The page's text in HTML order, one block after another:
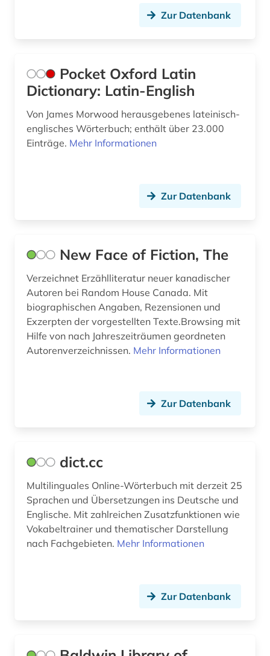
reim (2)
reiseliteratur (1)
reiseverkehrsgeographie (1)
rumänisch (1)
russisch (14)
sanskrit (1)
sardisch (1)
schriftsteller (6)
singapore (1)
singapur (2)
skandinavien (1)
slang (2)
slowakisch (1)
Zur Datenbank
Pocket Oxford Latin
Dictionary: Latin-English
Von James Morwood herausgebenes lateinisch-
englisches Wörterbuch; enthält über 23.000
Einträge. Mehr Informationen
Zur Datenbank
New Face of Fiction, The
Verzeichnet Erzählliteratur neuer kanadischer
Autoren bei Random House Canada. Mit
biographischen Angaben, Rezensionen und
Exzerpten der vorgestellten Texte.Browsing mit
Hilfe von nach Jahreszeiträumen geordneten
Autorenverzeichnissen. Mehr Informationen
Zur Datenbank
dict.cc
Multilinguales Online-Wörterbuch mit derzeit 25
Sprachen und Übersetzungen ins Deutsche und
Englische. Mit zahlreichen Zusatzfunktionen wie
Vokabeltrainer und thematischer Darstellung
nach Fachgebieten. Mehr Informationen
Zur Datenbank